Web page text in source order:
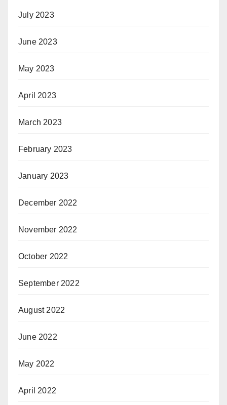
July 2023
June 2023
May 2023
April 2023
March 2023
February 2023
January 2023
December 2022
November 2022
October 2022
September 2022
August 2022
June 2022
May 2022
April 2022